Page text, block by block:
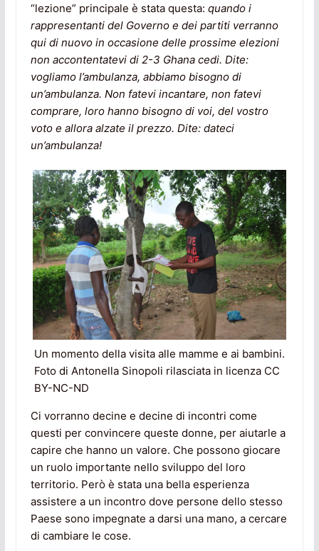
“lezione” principale è stata questa: quando i
rappresentanti del Governo e dei partiti verranno
qui di nuovo in occasione delle prossime elezioni
non accontentatevi di 2-3 Ghana cedi. Dite:
vogliamo l’ambulanza, abbiamo bisogno di
un’ambulanza. Non fatevi incantare, non fatevi
comprare, loro hanno bisogno di voi, del vostro
voto e allora alzate il prezzo. Dite: dateci
un’ambulanza!
Un momento della visita alle mamme e ai bambini.
Foto di Antonella Sinopoli rilasciata in licenza CC
BY-NC-ND
Ci vorranno decine e decine di incontri come
questi per convincere queste donne, per aiutarle a
capire che hanno un valore. Che possono giocare
un ruolo importante nello sviluppo del loro
territorio. Però è stata una bella esperienza
assistere a un incontro dove persone dello stesso
Paese sono impegnate a darsi una mano, a cercare
di cambiare le cose.